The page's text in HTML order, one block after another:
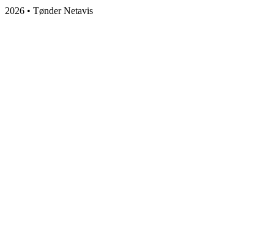
2026 • Tønder Netavis